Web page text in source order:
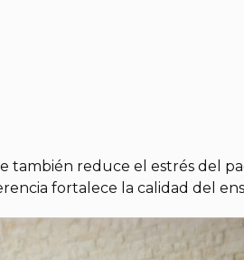
también reduce el estrés del
fortalece la calidad del